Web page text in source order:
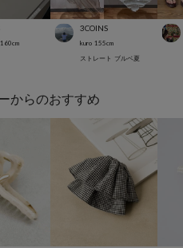
160cm
3COINS
kuro 155cm
ストレート ブルベ夏
からのおすすめ